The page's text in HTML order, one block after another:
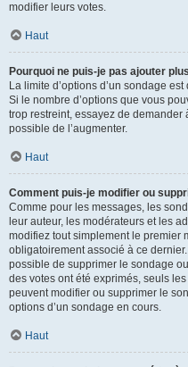
modifier leurs votes.
Haut
Pourquoi ne puis-je pas ajouter
La limite d’options d’un sondage
Si le nombre d’options que vous
trop restreint, essayez de demander
possible de l’augmenter.
Haut
Comment puis-je modifier ou
Comme pour les messages, les
leur auteur, les modérateurs et les
modifiez tout simplement le premier
obligatoirement associé à ce
possible de supprimer le sondage
des votes ont été exprimés, seuls
peuvent modifier ou supprimer le
options d’un sondage en cours.
Haut